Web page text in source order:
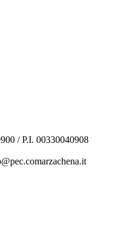
/ P.I. 00330040908